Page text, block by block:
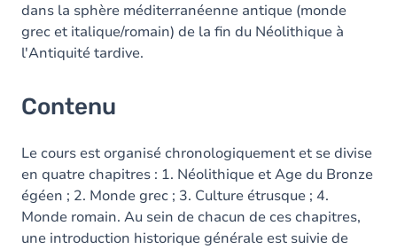
dans la sphère méditerranéenne antique (monde
grec et italique/romain) de la fin du Néolithique à
l'Antiquité tardive.
Contenu
Le cours est organisé chronologiquement et se divise
en quatre chapitres : 1. Néolithique et Age du Bronze
égéen ; 2. Monde grec ; 3. Culture étrusque ; 4.
Monde romain. Au sein de chacun de ces chapitres,
une introduction historique générale est suivie de